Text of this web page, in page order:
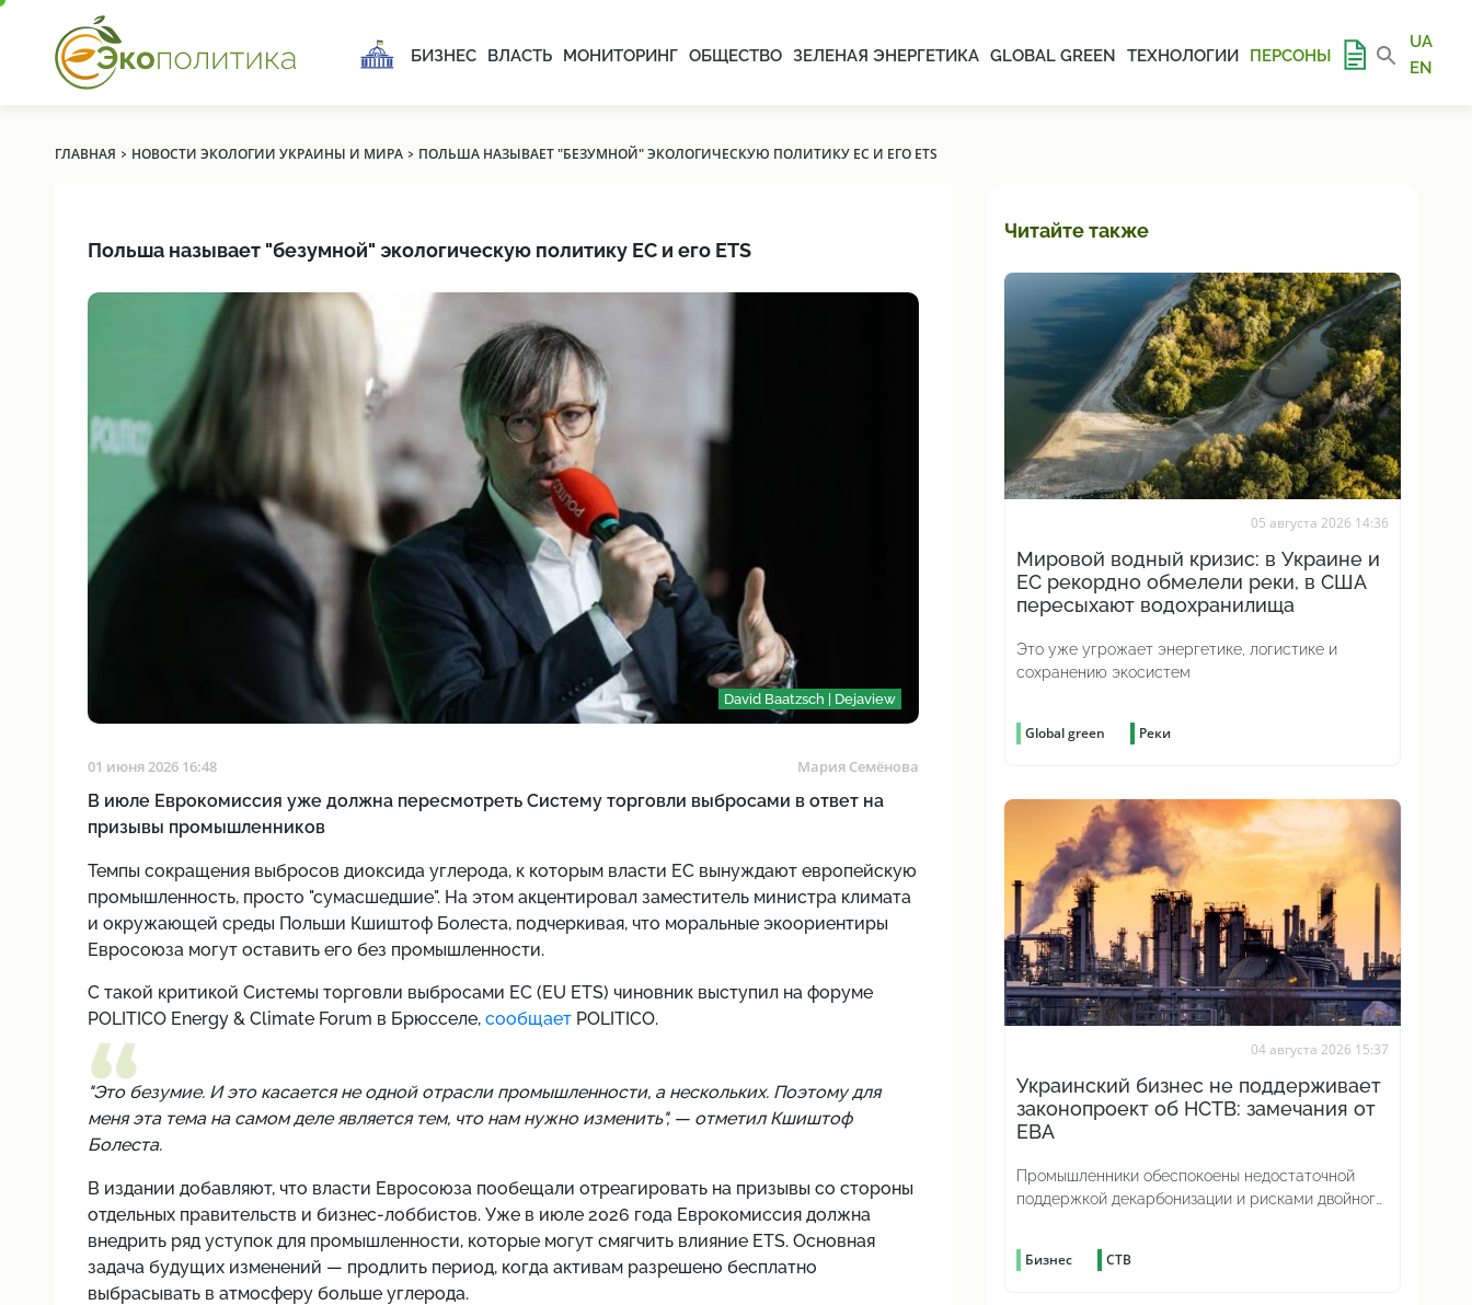
БИЗНЕС ВЛАСТЬ МОНИТОРИНГ ОБЩЕСТВО ЗЕЛЕНАЯ ЭНЕРГЕТИКА GLOBAL GREEN ТЕХНОЛОГИИ ПЕРСОНЫ
UA
EN
ГЛАВНАЯ › НОВОСТИ ЭКОЛОГИИ УКРАИНЫ И МИРА› ПОЛЬША НАЗЫВАЕТ "БЕЗУМНОЙ" ЭКОЛОГИЧЕСКУЮ ПОЛИТИКУ ЕС И ЕГО ETS
Польша называет "безумной" экологическую политику ЕС и его ETS
David Baatzsch | Dejaview
01 июня 2026 16:48 Мария Семёнова
В июле Еврокомиссия уже должна пересмотреть Систему торговли выбросами в ответ на
призывы промышленников
Темпы сокращения выбросов диоксида углерода, к которым власти ЕС вынуждают европейскую
промышленность, просто "сумасшедшие". На этом акцентировал заместитель министра климата
и окружающей среды Польши Кшиштоф Болеста, подчеркивая, что моральные экоориентиры
Евросоюза могут оставить его без промышленности.
С такой критикой Системы торговли выбросами ЕС (EU ETS) чиновник выступил на форуме
POLITICO Energy & Climate Forum в Брюсселе, сообщаетPOLITICO.
"Это безумие. И это касается не одной отрасли промышленности, а нескольких. Поэтому для
меня эта тема на самом деле является тем, что нам нужно изменить", — отметил Кшиштоф
Болеста.
В издании добавляют, что власти Евросоюза пообещали отреагировать на призывы со стороны
отдельных правительств и бизнес-лоббистов. Уже в июле 2026 года Еврокомиссия должна
внедрить ряд уступок для промышленности, которые могут смягчить влияние ETS. Основная
задача будущих изменений — продлить период, когда активам разрешено бесплатно
выбрасывать в атмосферу больше углерода.
Читайте также
05 августа 2026 14:36
Мировой водный кризис: в Украине и
ЕС рекордно обмелели реки, в США
пересыхают водохранилища
Это уже угрожает энергетике, логистике и
сохранению экосистем
Global green Реки
04 августа 2026 15:37
Украинский бизнес не поддерживает
законопроект об НСТВ: замечания от
ЕВА
Промышленники обеспокоены недостаточной
поддержкой декарбонизации и рисками двойного
Бизнес СТВ